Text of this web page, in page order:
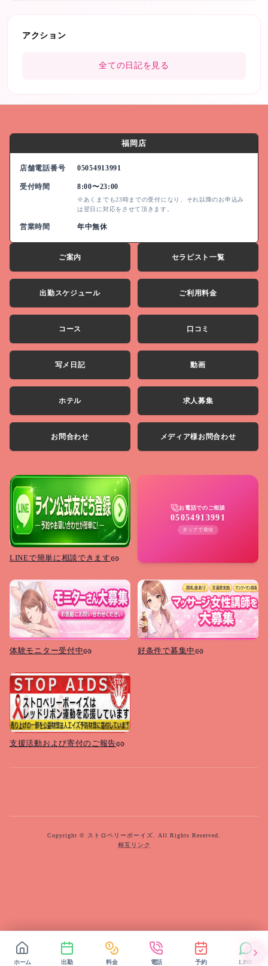
アクション
全ての日記を見る
福岡店
店舗電話番号 05054913991
受付時間 8:00〜23:00
※あくまでも23時までの受付になり、それ以降のお申込み
は翌日に対応をさせて頂きます。
営業時間 年中無休
ご案内 セラピスト一覧
出勤スケジュール ご利用料金
コース 口コミ
写メ日記 動画
ホテル 求人募集
お問合わせ メディア様お問合わせ
LINEで簡単に相談できます
お電話でのご相談
05054913991
タップで発信
体験モニター受付中 好条件で募集中
支援活動および寄付のご報告
Copyright © ストロベリーボーイズ. All Rights Reserved.
相互リンク
ホーム 出勤 料金 電話 予約 LINE
ホーム 出勤 料金 電話 予約 LINE